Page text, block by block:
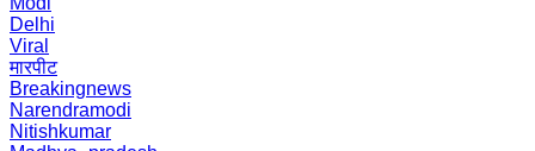
Delhi
Viral
मारपीट
Breakingnews
Narendramodi
Nitishkumar